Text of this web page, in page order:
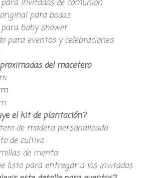
invitados de comunión
para bodas
baby shower
para eventos y celebraciones
del macetero
el kit de plantación?
de madera personalizado
de cultivo
de menta
listo para entregar a los invitados